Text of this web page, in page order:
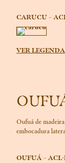
CARUCU –
VER
Oufuá de
embocadura
OUFUÁ –